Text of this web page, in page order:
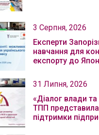
3 Серпня, 2026
Експерти
навчання для
експорту до
31 Липня, 2026
«Діалог влади та
ТПП представила
підтримки